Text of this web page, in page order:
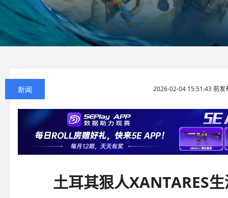
新闻 2026-02-04 15:51:43 前
土耳其狠人XANTARES